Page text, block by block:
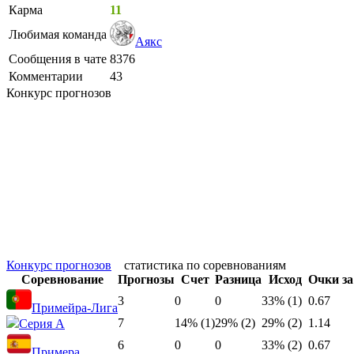
Карма
11
Любимая команда
Аякс
Сообщения в чате 8376
Комментарии
43
Конкурс прогнозов
Конкурс прогнозов статистика по соревнованиям
Соревнование
Прогнозы Счет Разница Исход Очки
Примейра-Лига
3 0 0 33% (1) 0.67
Серия А
7 14% (1)29% (2) 29% (2) 1.14
6 0 0 33% (2) 0.67